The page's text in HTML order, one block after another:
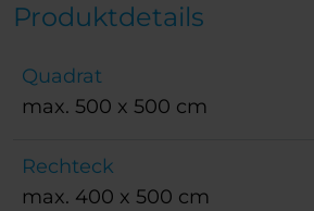
Produktdetails
Quadrat
max. 500 x 500 cm
Rechteck
max. 400 x 500 cm